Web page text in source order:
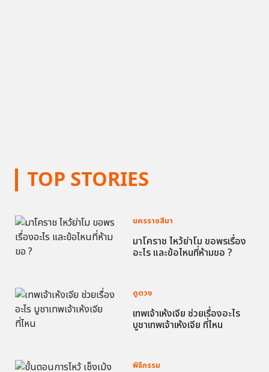
TOP STORIES
นครราชสีมา
มาโคราช ไหว้ย่าโม ขอพรเรื่อง
อะไร และข้อไหนที่ห้ามขอ ?
ดูดวง
เทพเจ้าเห้งเจีย ช่วยเรื่องอะไร
บูชาเทพเจ้าเห้งเจีย ที่ไหน
พิธีกรรม